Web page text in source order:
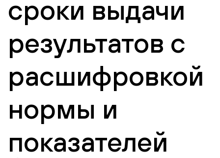
сроки выдачи
результатов с
расшифровкой
нормы и
показателей